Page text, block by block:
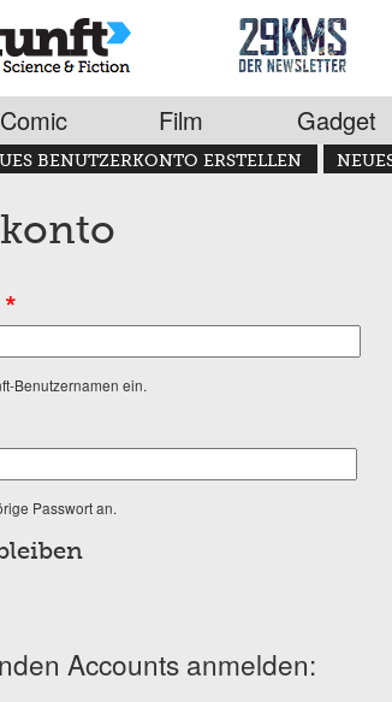
Comic Film Gadget
BENUTZERKONTO ERSTELLEN
*
Benutzernamen ein.
Passwort an.
Accounts anmelden: